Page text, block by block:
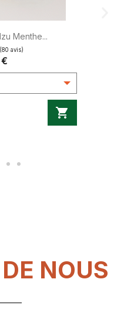
Menthe...

NOUS